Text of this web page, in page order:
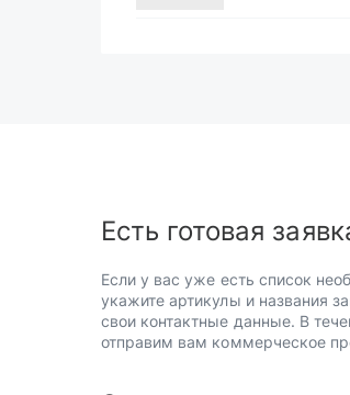
Есть готовая
Если у вас уже есть список
укажите артикулы и названия
свои контактные данные. В
отправим вам коммерческое